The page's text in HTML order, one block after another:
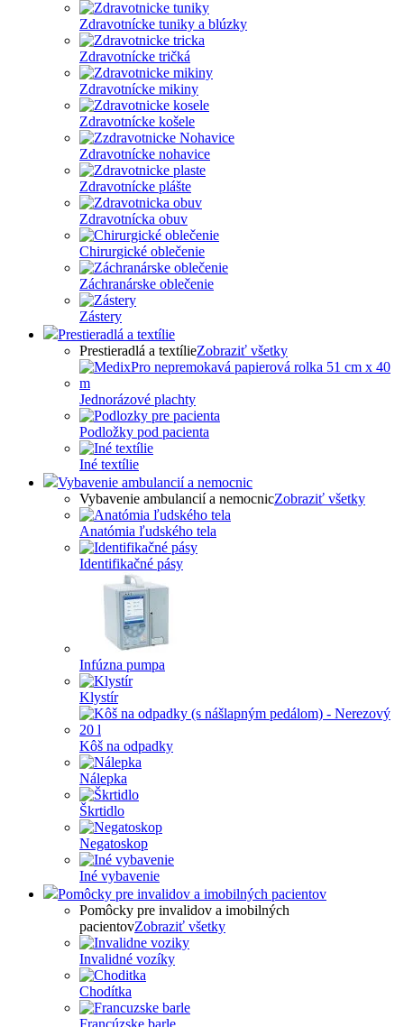
Zdravotnícke tuniky a blúzky
Zdravotnícke tričká
Zdravotnícke mikiny
Zdravotnícke košele
Zdravotnícke nohavice
Zdravotnícke plášte
Zdravotnícka obuv
Chirurgické oblečenie
Záchranárske oblečenie
Zástery
Prestieradlá a textílie
Prestieradlá a textílieZobraziť všetky
Jednorázové plachty
Podložky pod pacienta
Iné textílie
Vybavenie ambulancií a nemocnic
Vybavenie ambulancií a nemocnicZobraziť všetky
Anatómia ľudského tela
Identifikačné pásy
Infúzna pumpa
Klystír
Kôš na odpadky
Nálepka
Škrtidlo
Negatoskop
Iné vybavenie
Pomôcky pre invalidov a imobilných pacientov
Pomôcky pre invalidov a imobilných
pacientovZobraziť všetky
Invalidné vozíky
Chodítka
Francúzske barle